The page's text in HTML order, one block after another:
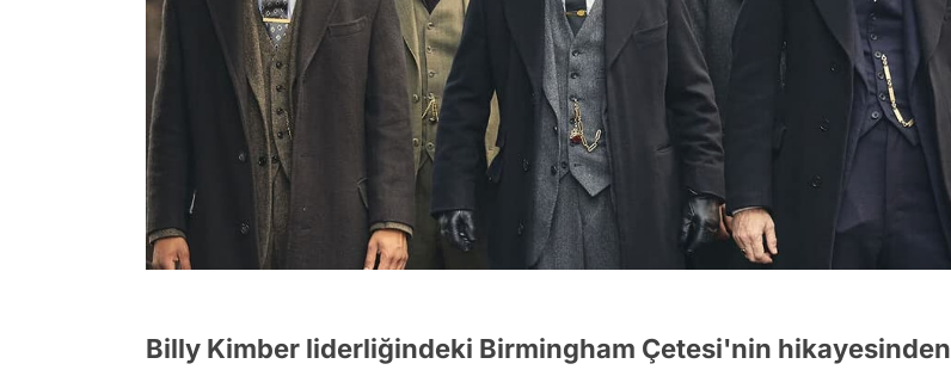
Billy Kimber liderliğindeki Birmingham Çetesi'nin hikayesinden